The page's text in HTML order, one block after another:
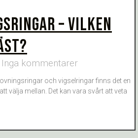
– VILKEN
Inga kommentarer
och vigselringar finns det en
välja mellan. Det kan vara svårt att veta